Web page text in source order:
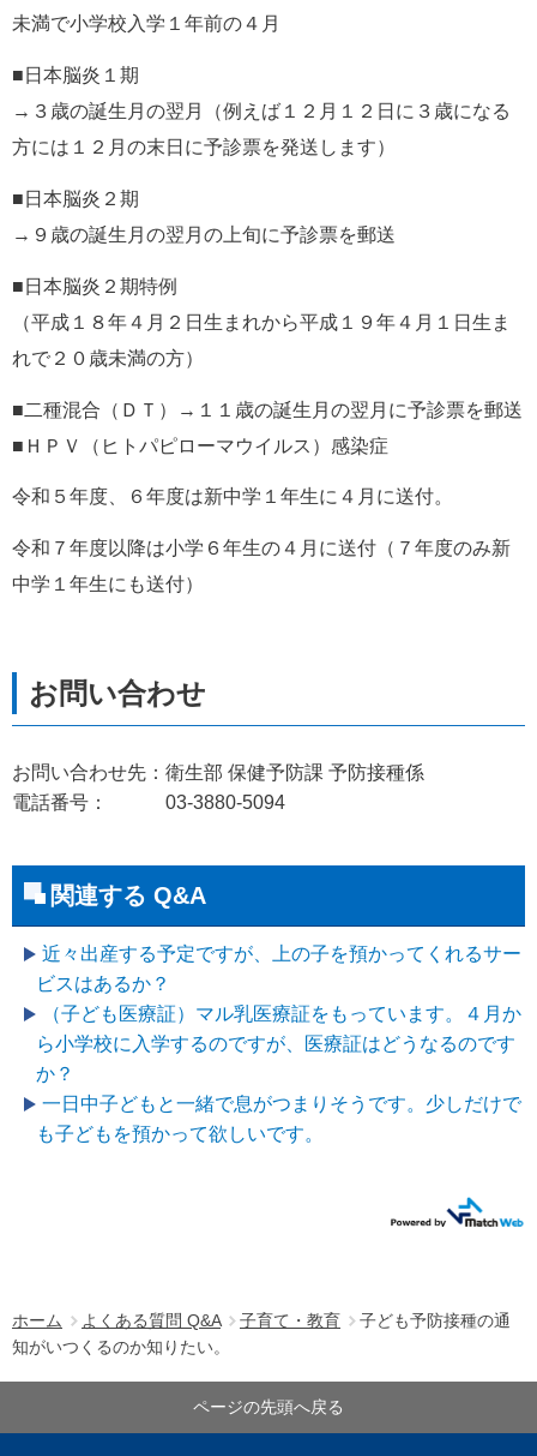
ホーム よくある質問 Q&A 子育て・教育
子ども予防接種の通
知がいつくるのか知りたい。
未満で小学校入学１年前の４月
■日本脳炎１期
→３歳の誕生月の翌月（例えば１２月１２日に３歳になる
方には１２月の末日に予診票を発送します）
■日本脳炎２期
→９歳の誕生月の翌月の上旬に予診票を郵送
■日本脳炎２期特例
（平成１８年４月２日生まれから平成１９年４月１日生ま
れで２０歳未満の方）
■二種混合（ＤＴ）→１１歳の誕生月の翌月に予診票を郵送
■ＨＰＶ（ヒトパピローマウイルス）感染症
令和５年度、６年度は新中学１年生に４月に送付。
令和７年度以降は小学６年生の４月に送付（７年度のみ新
中学１年生にも送付）
お問い合わせ先：衛生部 保健予防課 予防接種係
電話番号： 03-3880-5094
関連する Q&A
近々出産する予定ですが、上の子を預かってくれるサー
ビスはあるか？
（子ども医療証）マル乳医療証をもっています。４月か
ら小学校に入学するのですが、医療証はどうなるのです
か？
一日中子どもと一緒で息がつまりそうです。少しだけで
も子どもを預かって欲しいです。
ページの先頭へ戻る